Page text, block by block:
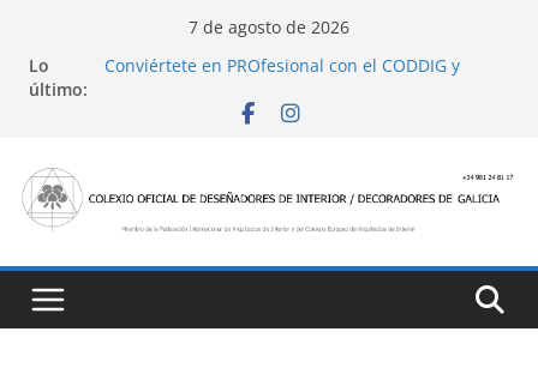
contenido
7 de agosto de 2026
Lo
último:
Conviértete en PROfesional con el CODDIG y
Ayudas para mejoras de establecimientos
San Marcial 2025